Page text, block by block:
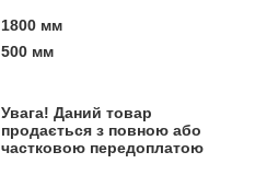
1800 мм
500 мм
Увага! Даний товар
продається з повною або
частковою передоплатою